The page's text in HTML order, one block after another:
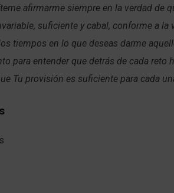
afirmarme siempre en la verdad de
suficiente y cabal, conforme a
tiempos en lo que deseas darme
para entender que detrás de cada reto
Tu provisión es suficiente para cada